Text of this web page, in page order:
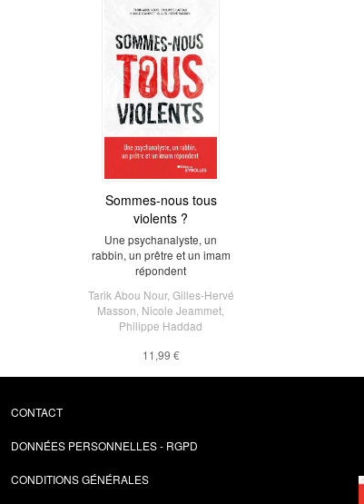
Sommes-nous tous
violents ?
Une psychanalyste, un
rabbin, un prêtre et un imam
répondent
Tarik Abou Nour, Gilles-Hervé
Masson Nicole Jeammet
Philippe Haddad
11,99 €
CONTACT
DONNÉES PERSONNELLES - RGPD
CONDITIONS GÉNÉRALES